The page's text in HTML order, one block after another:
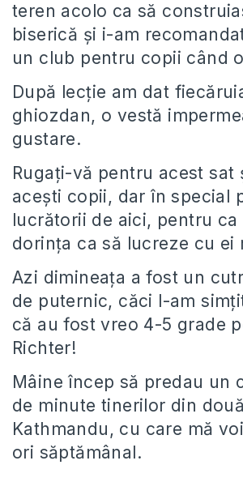
teren acolo ca să
biserică și i-am
un club pentru copii când
După lecție am dat
ghiozdan, o vestă
gustare.
Rugați-vă pentru acest sat
acești copii, dar în special
lucrătorii de aici, pentru ca
dorința ca să lucreze cu ei
Azi dimineața a fost un
de puternic, căci l-am
că au fost vreo 4-5 grade
Richter!
Mâine încep să predau un
de minute tinerilor din
Kathmandu, cu care mă
ori săptămânal.